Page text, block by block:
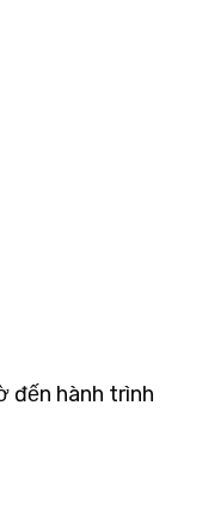
đến hành trình